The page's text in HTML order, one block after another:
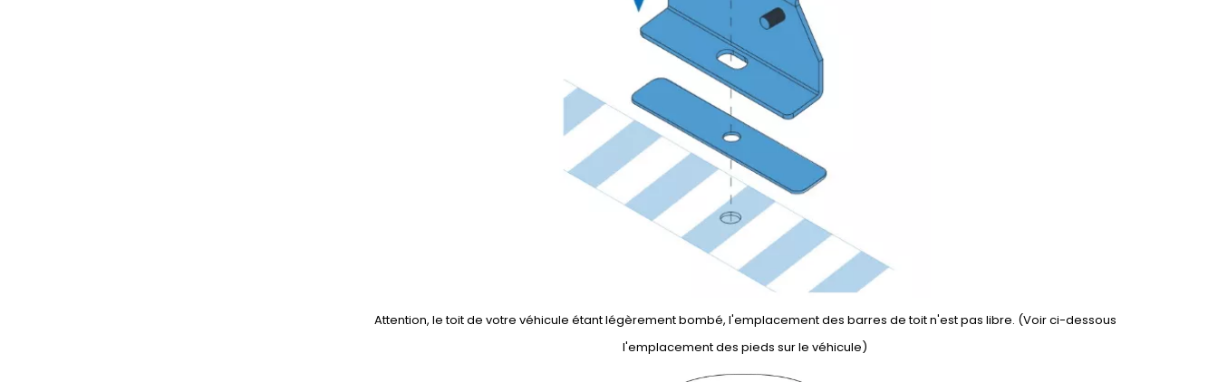
Attention, le toit de votre véhicule étant légèrement bombé, l'emplacement des barres de toit n'est pas libre. (Voir ci-dessous
l'emplacement des pieds sur le véhicule)